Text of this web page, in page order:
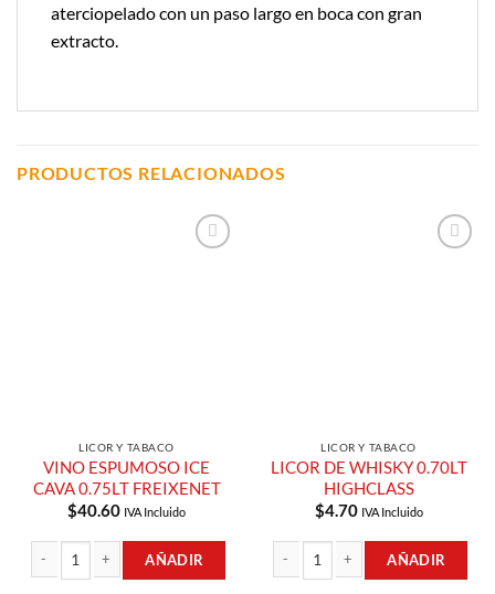
aterciopelado con un paso largo en boca con gran
extracto.
PRODUCTOS RELACIONADOS
LICOR Y TABACO
VINO ESPUMOSO ICE
CAVA 0.75LT FREIXENET
$40.60 IVA Incluido
AÑADIR
LICOR Y TABACO
LICOR DE WHISKY 0.70LT
HIGHCLASS
$4.70 IVA Incluido
AÑADIR